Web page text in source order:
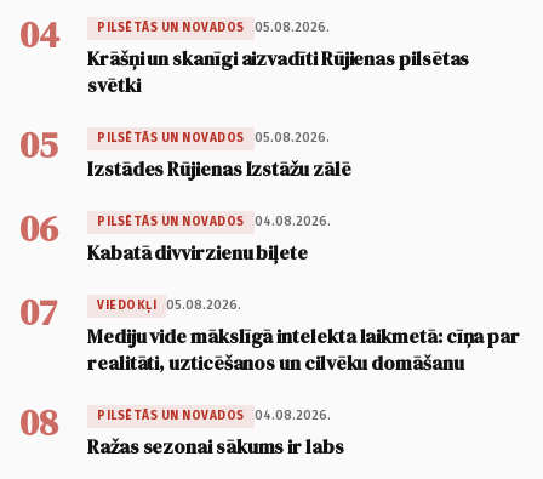
04 PILSĒTĀS UN NOVADOS 05.08.2026.
Krāšņi un skanīgi aizvadīti Rūjienas pilsētas
svētki
05 PILSĒTĀS UN NOVADOS 05.08.2026.
Izstādes Rūjienas Izstāžu zālē
06 PILSĒTĀS UN NOVADOS 04.08.2026.
Kabatā divvirzienu biļete
07 VIEDOKĻI 05.08.2026.
Mediju vide mākslīgā intelekta laikmetā: cīņa par
realitāti, uzticēšanos un cilvēku domāšanu
08 PILSĒTĀS UN NOVADOS 04.08.2026.
Ražas sezonai sākums ir labs